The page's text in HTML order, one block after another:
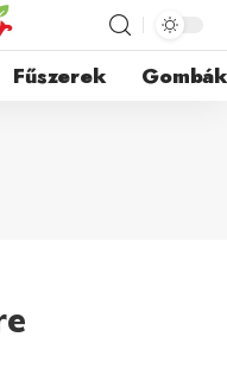
Fűszerek Gombák